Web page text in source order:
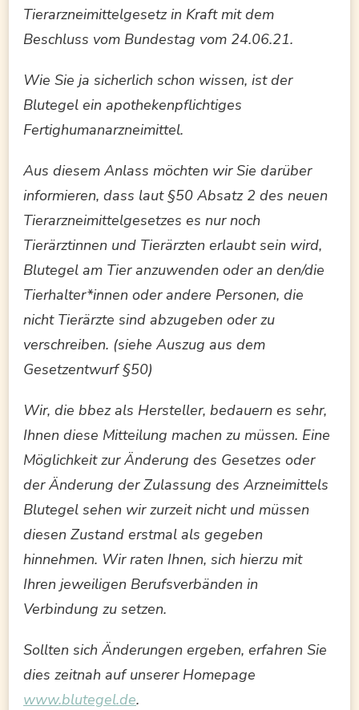
Tierarzneimittelgesetz in Kraft mit dem
Beschluss vom Bundestag vom 24.06.21.
Wie Sie ja sicherlich schon wissen, ist der
Blutegel ein apothekenpflichtiges
Fertighumanarzneimittel.
Aus diesem Anlass möchten wir Sie darüber
informieren, dass laut §50 Absatz 2 des neuen
Tierarzneimittelgesetzes es nur noch
Tierärztinnen und Tierärzten erlaubt sein wird,
Blutegel am Tier anzuwenden oder an den/die
Tierhalter*innen oder andere Personen, die
nicht Tierärzte sind abzugeben oder zu
verschreiben. (siehe Auszug aus dem
Gesetzentwurf §50)
Wir, die bbez als Hersteller, bedauern es sehr,
Ihnen diese Mitteilung machen zu müssen. Eine
Möglichkeit zur Änderung des Gesetzes oder
der Änderung der Zulassung des Arzneimittels
Blutegel sehen wir zurzeit nicht und müssen
diesen Zustand erstmal als gegeben
hinnehmen. Wir raten Ihnen, sich hierzu mit
Ihren jeweiligen Berufsverbänden in
Verbindung zu setzen.
Sollten sich Änderungen ergeben, erfahren Sie
dies zeitnah auf unserer Homepage
www.blutegel.de.